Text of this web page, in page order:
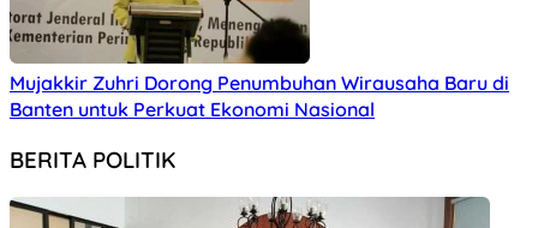
Mujakkir Zuhri Dorong Penumbuhan Wirausaha Baru di
Banten untuk Perkuat Ekonomi Nasional
BERITA POLITIK